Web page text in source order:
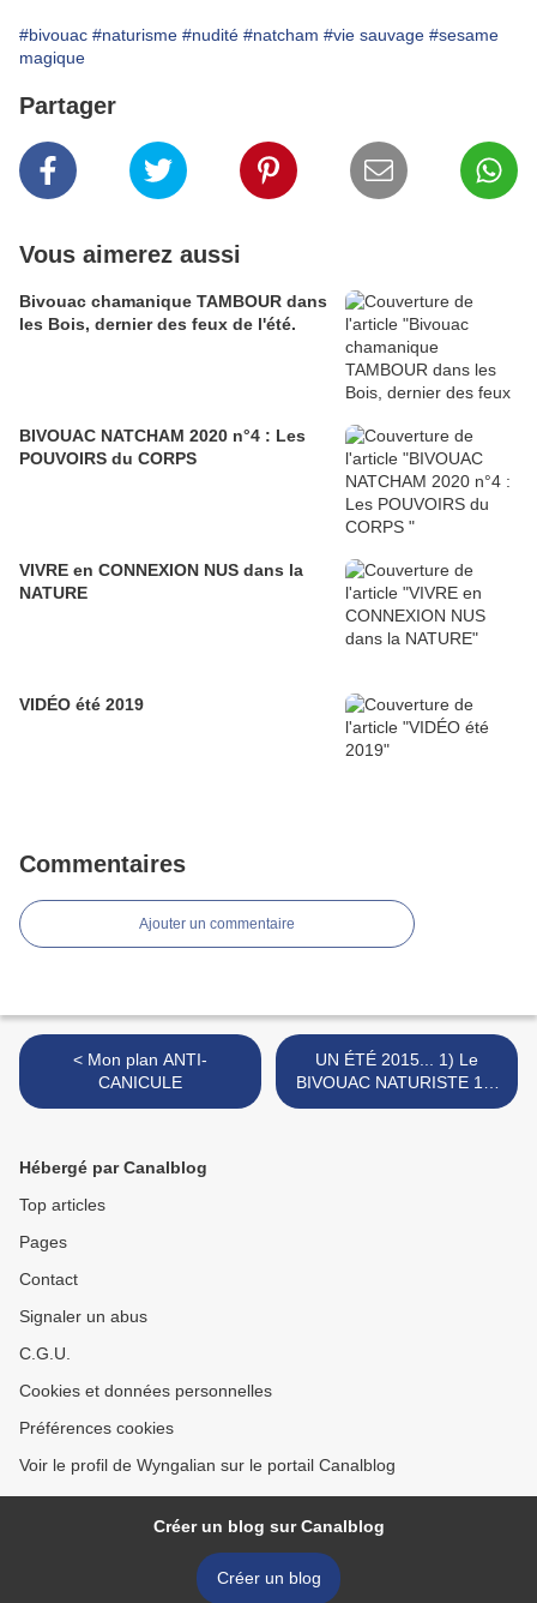
#bivouac #naturisme #nudité #natcham #vie sauvage #sesame
magique
Partager
Vous aimerez aussi
Bivouac chamanique TAMBOUR dans
les Bois, dernier des feux de l'été.
BIVOUAC NATCHAM 2020 n°4 : Les
POUVOIRS du CORPS
VIVRE en CONNEXION NUS dans la
NATURE
VIDÉO été 2019
Commentaires
Ajouter un commentaire
< Mon plan ANTI-
CANICULE
UN ÉTÉ 2015... 1) Le
BIVOUAC NATURISTE 10-
12 Juillet 2015 >
Hébergé par Canalblog
Top articles
Pages
Contact
Signaler un abus
C.G.U.
Cookies et données personnelles
Préférences cookies
Voir le profil de Wyngalian sur le portail Canalblog
Créer un blog sur Canalblog
Créer un blog